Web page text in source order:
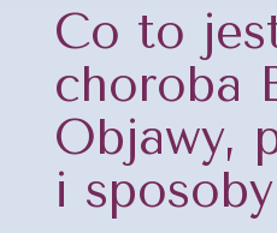
Co to
choroba
Objawy,
i